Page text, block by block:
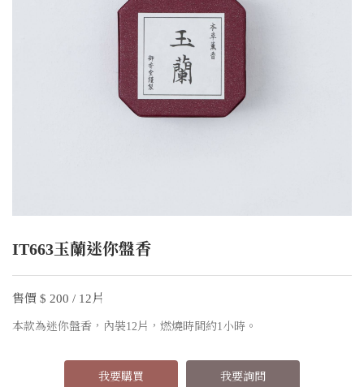
IT663玉蘭迷你盤香
售價 $ 200 / 12片
本款為迷你盤香，內裝12片，燃燒時間約1小時。
我要購買 我要詢問